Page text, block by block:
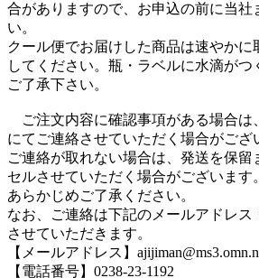
合がありますので、お申込の前に当社
い。
クール便でお届けした商品は速やかに
してください。瓶・ラベルに水滴がつ
ご了承下さい。
ご注文内容に確認事項がある場合は
にてご連絡させていただく場合がござ
ご連絡が取れない場合は、発送を保留
セルさせていただく場合がございます。
あらかじめご了承ください。
なお、ご連絡は下記のメールアドレス
させていただきます。
【メールアドレス】
【電話番号】0238-23-1192